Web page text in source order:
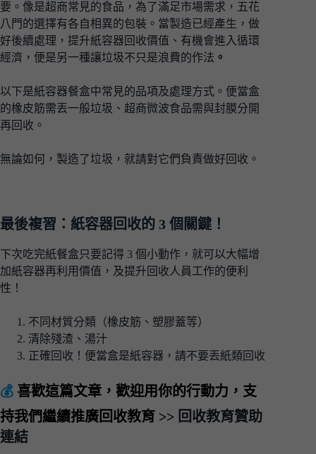
要。像是超商常見的食品，為了滿足市場需求，五花
八門的選擇有各自相異的包裝。當製造已經產生，做
好後續處理，提升紙容器回收價值、有機會進入循環
經濟，便是另一種讓垃圾不只是浪費的作法 。
以下是紙容器餐盒中常見的品項及處理方式。便當盒
的橡皮筋需丟一般垃圾、超商微波食品需與封膜分開
再回收。
無論如何，製造了垃圾，就請對它們負責做好回收。
最後複習：紙容器回收的 3 個關鍵！
下次吃完紙餐盒只要記得 3 個小動作，就可以大幅增
加紙容器再利用價值，及提升回收人員工作的便利
性！
不同材質分類（橡皮筋、塑膠蓋等）
清除殘渣、湯汁
正確回收！便當盒是紙容器，請不要丟紙類回收
💰 喜歡這篇文章，歡迎用你的行動力，支
持我們繼續推廣回收教育 >> 回收教育贊助
連結